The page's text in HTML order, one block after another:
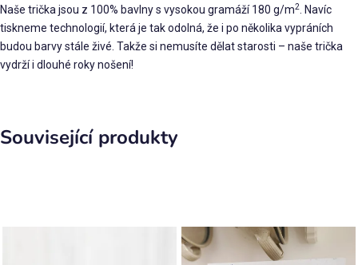
Naše trička jsou z 100% bavlny s vysokou gramáží 180 g/m2
. Navíc
tiskneme technologií, která je tak odolná, že i po několika vypráních
budou barvy stále živé. Takže si nemusíte dělat starosti – naše trička
vydrží i dlouhé roky nošení!
Související produkty